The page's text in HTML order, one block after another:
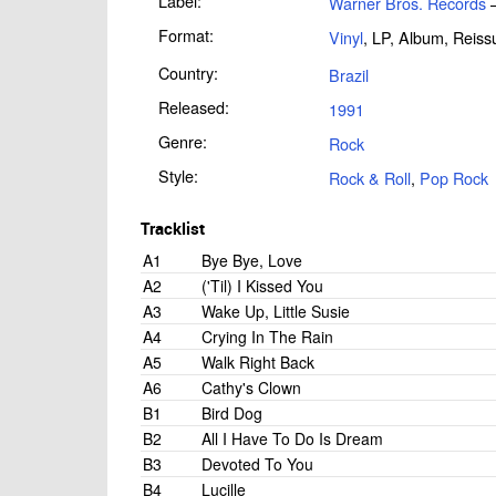
Format:
Vinyl, LP, Album,
Country:
Brazil
Released:
1991
Genre:
Rock
Style:
Rock & Roll, Pop Rock
Tracklist
A1
Bye Bye, Love
A2
('Til) I Kissed You
A3
Wake Up, Little Susie
A4
Crying In The Rain
A5
Walk Right Back
A6
Cathy's Clown
B1
Bird Dog
B2
All I Have To Do Is Dream
B3
Devoted To You
B4
Lucille